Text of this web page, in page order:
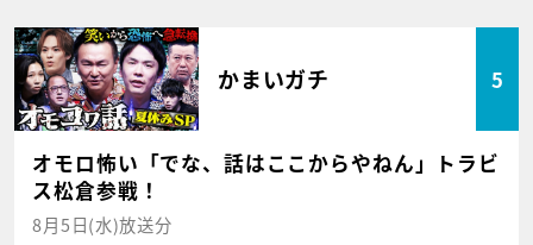
かまいガチ 5
オモロ怖い「でな、話はここからやねん」トラビ
ス松倉参戦！
8月5日(水)放送分